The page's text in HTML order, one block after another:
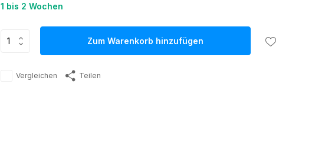
1 bis 2 Wochen
Zum Warenkorb hinzufügen
Vergleichen Teilen